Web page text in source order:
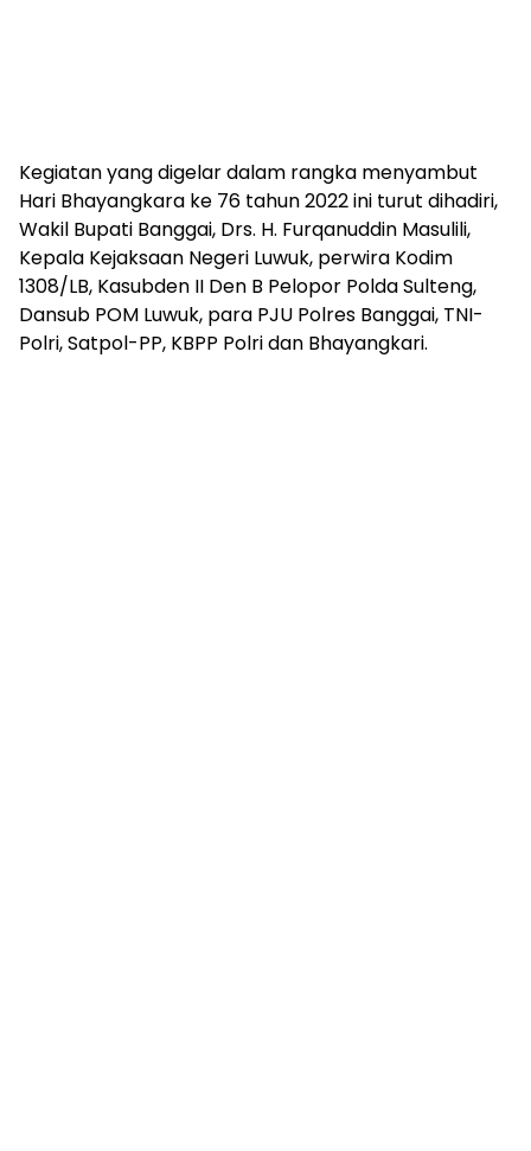
Kegiatan yang digelar dalam rangka menyambut
Hari Bhayangkara ke 76 tahun 2022 ini turut dihadiri,
Wakil Bupati Banggai, Drs. H. Furqanuddin Masulili,
Kepala Kejaksaan Negeri Luwuk, perwira Kodim
1308/LB, Kasubden II Den B Pelopor Polda Sulteng,
Dansub POM Luwuk, para PJU Polres Banggai, TNI-
Polri, Satpol-PP, KBPP Polri dan Bhayangkari.